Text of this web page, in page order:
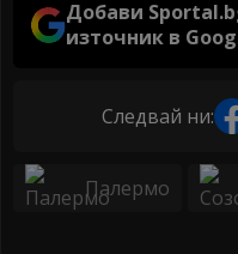
Добави
източник в
Следвай ни:
Палермо